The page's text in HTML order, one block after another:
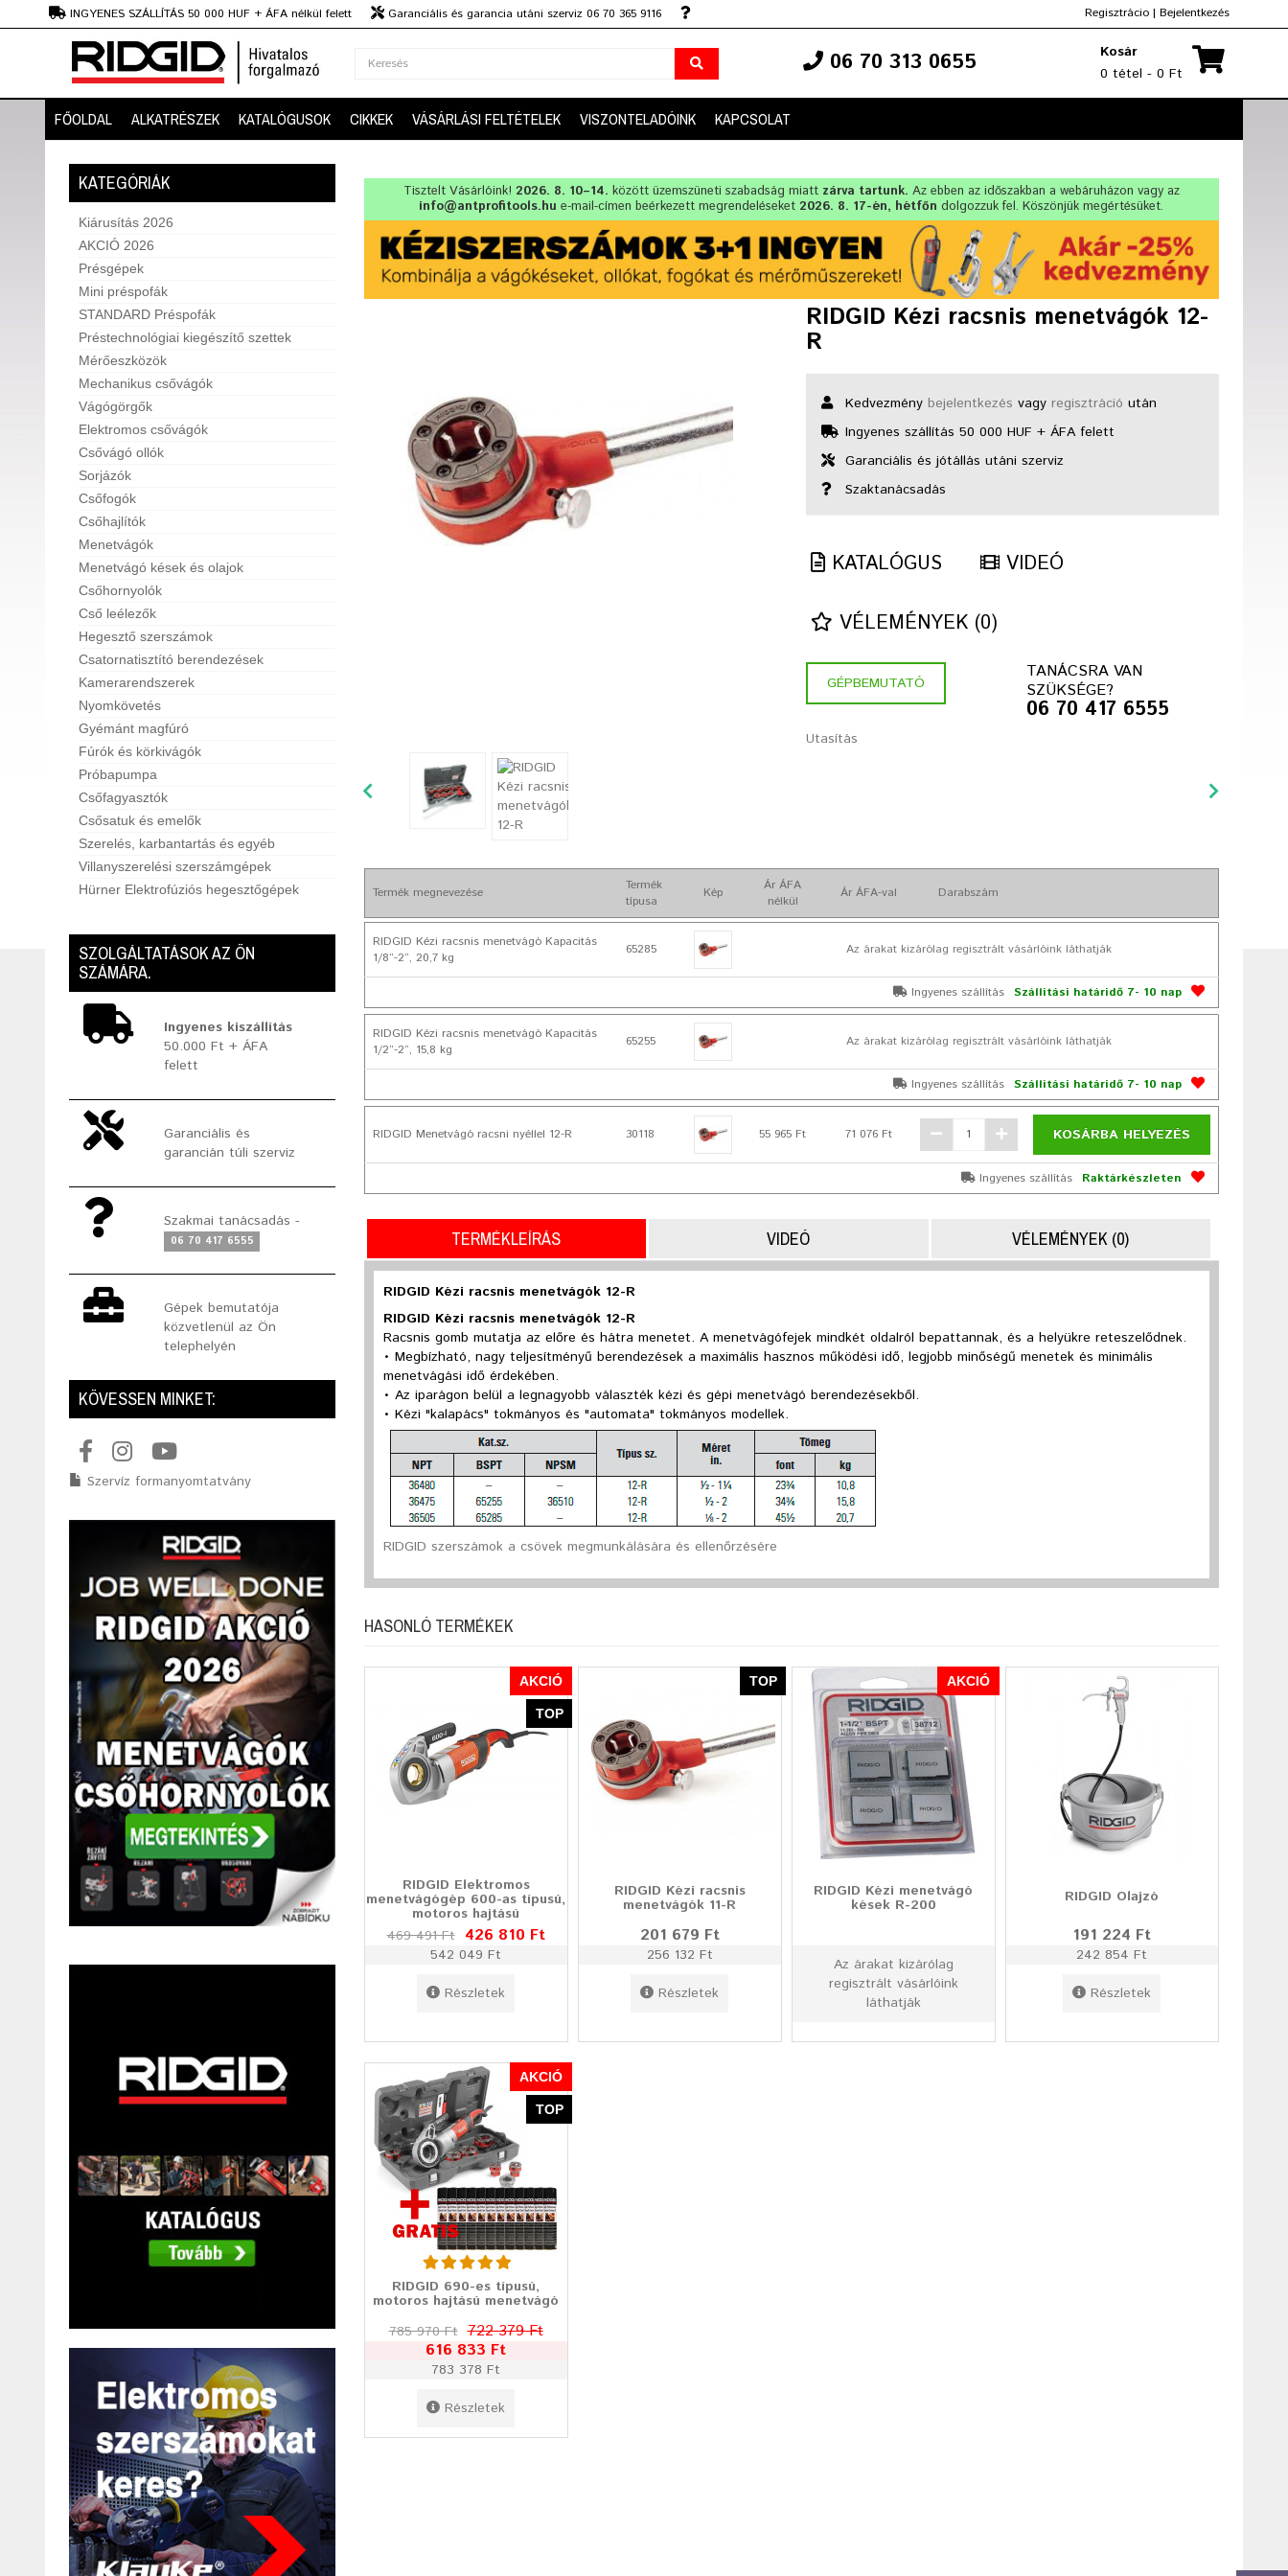
INGYENES SZÁLLÍTÁS 50 000 HUF + ÁFA nélkül felett
Garanciális és garancia utáni szerviz 06 70 365 9116
Szaktanácsadás
Regisztrácio | Bejelentkezés
06 70 313 0655
Kosár
0 tétel - 0 Ft
FŐOLDAL ALKATRÉSZEK KATALÓGUSOK CIKKEK VÁSÁRLÁSI FELTÉTELEK VISZONTELADÓINK KAPCSOLAT
KATEGÓRIÁK
Kiárusítás 2026
AKCIÓ 2026
Présgépek
Mini préspofák
STANDARD Préspofák
Préstechnológiai kiegészítő szettek
Mérőeszközök
Mechanikus csővágók
Vágógörgők
Elektromos csővágók
Csővágó ollók
Sorjázók
Csőfogók
Csőhajlítók
Menetvágók
Menetvágó kések és olajok
Csőhornyolók
Cső leélezők
Hegesztő szerszámok
Csatornatisztító berendezések
Kamerarendszerek
Nyomkövetés
Gyémánt magfúró
Fúrók és körkivágók
Próbapumpa
Csőfagyasztók
Csősatuk és emelők
Szerelés, karbantartás és egyéb
Villanyszerelési szerszámgépek
Hürner Elektrofúziós hegesztőgépek
SZOLGÁLTATÁSOK AZ ÖN
SZÁMÁRA.
Ingyenes kiszállítás
50.000 Ft + ÁFA
felett
Garanciális és
garancián túli szerviz
Szakmai tanácsadás -
06 70 417 6555
Gépek bemutatója
közvetlenül az Ön
telephelyén
KÖVESSEN MINKET:
Szervíz formanyomtatvány
Tisztelt Vásárlóink! 2026. 8. 10–14. között üzemszüneti szabadság miatt zárva tartunk. Az ebben az időszakban a webáruházon vagy az
info@antprofitools.hu e-mail-címen beérkezett megrendeléseket2026. 8. 17-én, hétfőn dolgozzuk fel. Köszönjük megértésüket.
RIDGID Kézi racsnis menetvágók 12-
R
Kedvezmény bejelentkezés vagy regisztráció után
Ingyenes szállítás 50 000 HUF + ÁFA felett
Garanciális és jótállás utáni szerviz
Szaktanácsadás
KATALÓGUS VIDEÓ
VÉLEMÉNYEK (0)
GÉPBEMUTATÓ
TANÁCSRA VAN
SZÜKSÉGE?
06 70 417 6555
Utasítás
Termék megnevezése
Termék
típusa
Kép
Ár ÁFA
nélkül
Ár ÁFA-val Darabszám
RIDGID Kézi racsnis menetvágó Kapacitás
1/8”-2”, 20,7 kg
65285 Az árakat kizárólag regisztrált vásárlóink láthatják
Szállítási határidő 7- 10 nap
Ingyenes szállítás
RIDGID Kézi racsnis menetvágó Kapacitás
1/2”-2”, 15,8 kg
65255 Az árakat kizárólag regisztrált vásárlóink láthatják
Szállítási határidő 7- 10 nap
Ingyenes szállítás
RIDGID Menetvágó racsni nyéllel 12-R 30118 55 965 Ft 71 076 Ft KOSÁRBA HELYEZÉS
Raktárkészleten
Ingyenes szállítás
TERMÉKLEÍRÁS VIDEÓ VÉLEMÉNYEK (0)
RIDGID Kézi racsnis menetvágók 12-R
RIDGID Kézi racsnis menetvágók 12-R
Racsnis gomb mutatja az előre és hátra menetet. A menetvágófejek mindkét oldalról bepattannak, és a helyükre reteszelődnek.
• Megbízható, nagy teljesítményű berendezések a maximális hasznos működési idő, legjobb minőségű menetek és minimális
menetvágási idő érdekében.
• Az iparágon belül a legnagyobb választék kézi és gépi menetvágó berendezésekből.
• Kézi "kalapács" tokmányos és "automata" tokmányos modellek.
RIDGID szerszámok a csövek megmunkálására és ellenőrzésére
HASONLÓ TERMÉKEK
AKCIÓ
TOP
RIDGID Elektromos
menetvágógép 600-as típusú,
motoros hajtású
469 491 Ft 426 810 Ft
542 049 Ft
Részletek
TOP
RIDGID Kézi racsnis
menetvágók 11-R
201 679 Ft
256 132 Ft
Részletek
AKCIÓ
RIDGID Kézi menetvágó
kések R-200
Az árakat kizárólag
regisztrált vásárlóink
láthatják
RIDGID Olajzó
191 224 Ft
242 854 Ft
Részletek
AKCIÓ
TOP
RIDGID 690-es típusú,
motoros hajtású menetvágó
785 970 Ft 722 379 Ft
616 833 Ft
783 378 Ft
Részletek